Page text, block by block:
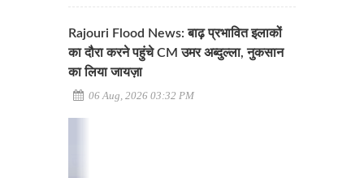
Rajouri Flood News: बाढ़ प्रभावित इलाकों
का दौरा करने पहुंचे CM उमर अब्दुल्ला, नुकसान
का लिया जायज़ा
06 Aug, 2026 03:32 PM